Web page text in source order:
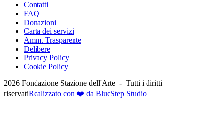
Contatti
FAQ
Donazioni
Carta dei servizi
Amm. Trasparente
Delibere
Privacy Policy
Cookie Policy
2026 Fondazione Stazione dell'Arte - Tutti i diritti
riservatiRealizzato con ❤️ da BlueStep Studio